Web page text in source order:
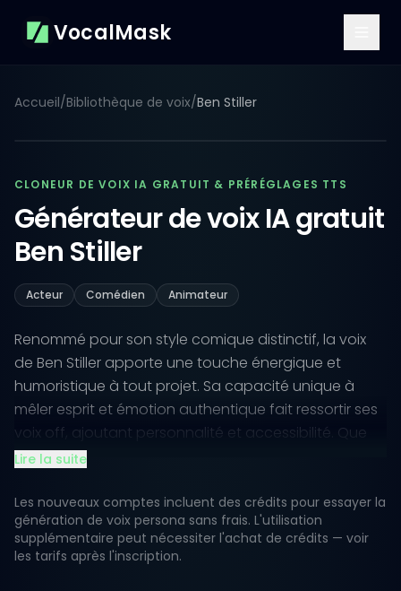
VocalMask
Accueil/Bibliothèque de voix/Ben Stiller
CLONEUR DE VOIX IA GRATUIT & PRÉRÉGLAGES TTS
Générateur de voix IA gratuit
Ben Stiller
Acteur Comédien Animateur
Renommé pour son style comique distinctif, la voix
de Ben Stiller apporte une touche énergique et
humoristique à tout projet. Sa capacité unique à
mêler esprit et émotion authentique fait ressortir ses
voix off, ajoutant personnalité et accessibilité. Que
ce soit à travers des inflexions originales ou des
du public.
La personnalité publique de Stiller résonne
particulièrement bien dans les projets créatifs,
Lire la suite
Les nouveaux comptes incluent des crédits pour essayer la
génération de voix persona sans frais. L'utilisation
supplémentaire peut nécessiter l'achat de crédits — voir
les tarifs après l'inscription.